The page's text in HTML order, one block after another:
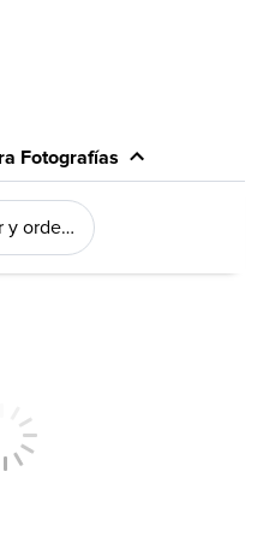
Fotografías
ordenar